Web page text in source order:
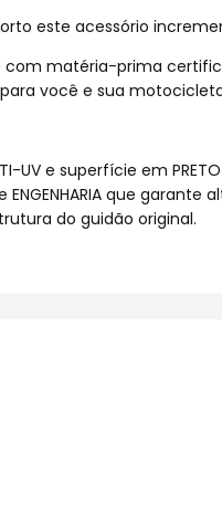
este acessório
matéria-prima
você e sua
e superfície em PRETO
ENGENHARIA que garante
do guidão original.